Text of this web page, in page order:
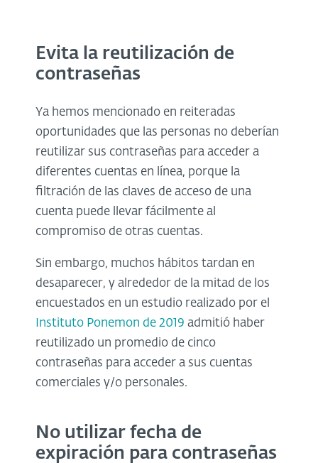
Evita la reutilización de
contraseñas
Ya hemos mencionado en reiteradas
oportunidades que las personas no deberían
reutilizar sus contraseñas para acceder a
diferentes cuentas en línea, porque la
filtración de las claves de acceso de una
cuenta puede llevar fácilmente al
compromiso de otras cuentas.
Sin embargo, muchos hábitos tardan en
desaparecer, y alrededor de la mitad de los
encuestados en un estudio realizado por el
Instituto Ponemon de 2019 admitió haber
reutilizado un promedio de cinco
contraseñas para acceder a sus cuentas
comerciales y/o personales.
No utilizar fecha de
expiración para contraseñas